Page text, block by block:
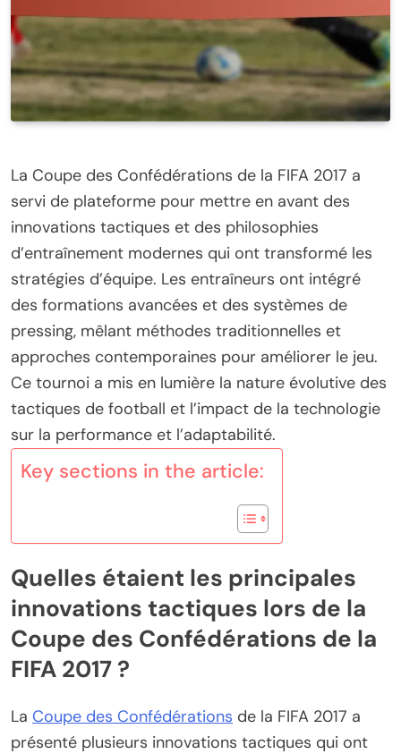
La Coupe des Confédérations de la FIFA 2017 a
servi de plateforme pour mettre en avant des
innovations tactiques et des philosophies
d’entraînement modernes qui ont transformé les
stratégies d’équipe. Les entraîneurs ont intégré
des formations avancées et des systèmes de
pressing, mêlant méthodes traditionnelles et
approches contemporaines pour améliorer le jeu.
Ce tournoi a mis en lumière la nature évolutive des
tactiques de football et l’impact de la technologie
sur la performance et l’adaptabilité.
Key sections in the article:
Quelles étaient les principales
innovations tactiques lors de la
Coupe des Confédérations de la
FIFA 2017 ?
La Coupe des Confédérations de la FIFA 2017 a
présenté plusieurs innovations tactiques qui ont